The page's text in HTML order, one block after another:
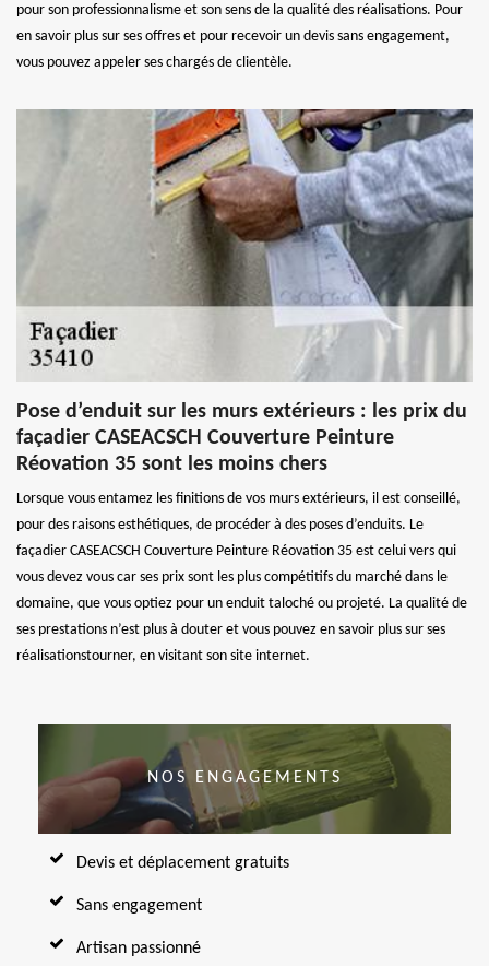
pour son professionnalisme et son sens de la qualité des réalisations. Pour
en savoir plus sur ses offres et pour recevoir un devis sans engagement,
vous pouvez appeler ses chargés de clientèle.
Pose d’enduit sur les murs extérieurs : les prix du
façadier CASEACSCH Couverture Peinture
Réovation 35 sont les moins chers
Lorsque vous entamez les finitions de vos murs extérieurs, il est conseillé,
pour des raisons esthétiques, de procéder à des poses d’enduits. Le
façadier CASEACSCH Couverture Peinture Réovation 35 est celui vers qui
vous devez vous car ses prix sont les plus compétitifs du marché dans le
domaine, que vous optiez pour un enduit taloché ou projeté. La qualité de
ses prestations n’est plus à douter et vous pouvez en savoir plus sur ses
réalisationstourner, en visitant son site internet.
NOS ENGAGEMENTS
Devis et déplacement gratuits
Sans engagement
Artisan passionné